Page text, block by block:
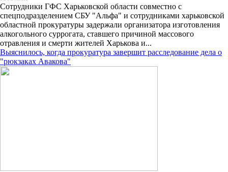
Сотрудники ГФС Харьковской области совместно с
спецподразделением СБУ "Альфа" и сотрудниками харьковской
областной прокуратуры задержали организатора изготовления
алкогольного суррогата, ставшего причиной массового
отравления и смерти жителей Харькова и...
Выяснилось, когда прокуратура завершит расследование дела о
"рюкзаках Авакова"